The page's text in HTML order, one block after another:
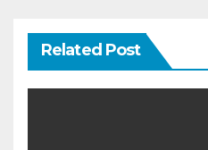
Related Post